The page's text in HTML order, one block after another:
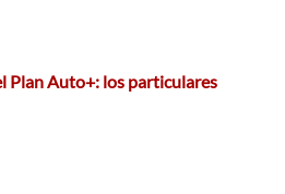
Plan Auto+: los particulares